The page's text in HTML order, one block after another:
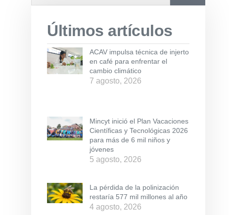
Últimos artículos
ACAV impulsa técnica de injerto
en café para enfrentar el
cambio climático
7 agosto, 2026
Mincyt inició el Plan Vacaciones
Científicas y Tecnológicas 2026
para más de 6 mil niños y
jóvenes
5 agosto, 2026
La pérdida de la polinización
restaría 577 mil millones al año
4 agosto, 2026